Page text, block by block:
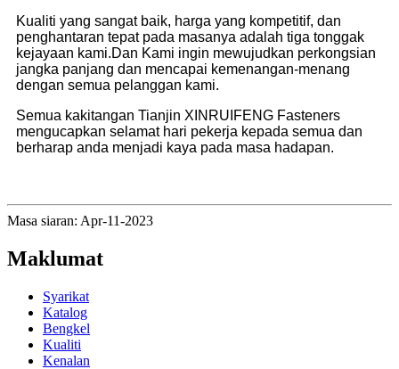
Kualiti yang sangat baik, harga yang kompetitif, dan
penghantaran tepat pada masanya adalah tiga tonggak
kejayaan kami.Dan Kami ingin mewujudkan perkongsian
jangka panjang dan mencapai kemenangan-menang
dengan semua pelanggan kami.
Semua kakitangan Tianjin XINRUIFENG Fasteners
mengucapkan selamat hari pekerja kepada semua dan
berharap anda menjadi kaya pada masa hadapan.
Masa siaran: Apr-11-2023
Maklumat
Syarikat
Katalog
Bengkel
Kualiti
Kenalan